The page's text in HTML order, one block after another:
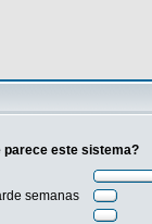
parece este sistema?
semanas